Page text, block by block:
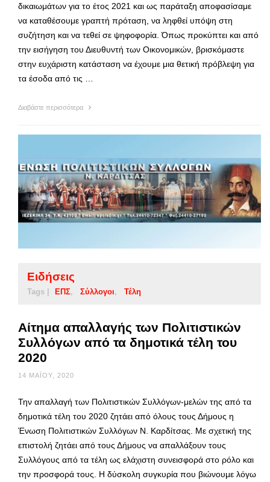
δικαιωμάτων για το έτος 2021 και ως παράταξη αποφασίσαμε
να καταθέσουμε γραπτή πρόταση, να ληφθεί υπόψη στη
συζήτηση και να τεθεί σε ψηφοφορία. Όπως προκύπτει και από
την εισήγηση του Διευθυντή των Οικονομικών, βρισκόμαστε
στην ευχάριστη κατάσταση να έχουμε μια θετική πρόβλεψη για
τα έσοδα από τις …
Διαβάστε περισσότερα
Ειδήσεις
Tags | ΕΠΣ Σύλλογοι Τέλη
Αίτημα απαλλαγής των Πολιτιστικών
Συλλόγων από τα δημοτικά τέλη του
2020
14 ΜΑΪ́ΟΥ, 2020
Την απαλλαγή των Πολιτιστικών Συλλόγων-μελών της από τα
δημοτικά τέλη του 2020 ζητάει από όλους τους Δήμους η
Ένωση Πολιτιστικών Συλλόγων Ν. Καρδίτσας. Με σχετική της
επιστολή ζητάει από τους Δήμους να απαλλάξουν τους
Συλλόγους από τα τέλη ως ελάχιστη συνεισφορά στο ρόλο και
την προσφορά τους. Η δύσκολη συγκυρία που βιώνουμε λόγω